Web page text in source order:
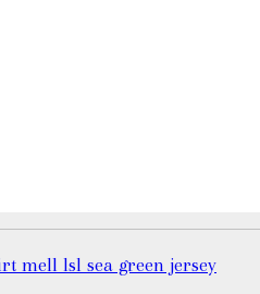
mell lsl sea green jersey